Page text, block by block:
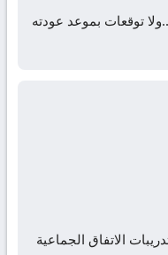
توقعات بموعد عودته
الاتفاق الجماعية